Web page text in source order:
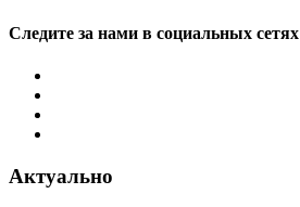
Следите за нами в социальных сетях
Актуально